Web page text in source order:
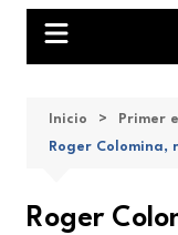
Inicio
Primer
Roger Colomina,
Roger